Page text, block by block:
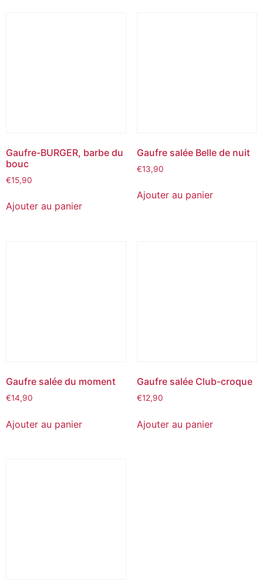
Gaufre-BURGER, barbe du
bouc
€15,90
Ajouter au panier
Gaufre salée Belle de nuit
€13,90
Ajouter au panier
Gaufre salée du moment
€14,90
Ajouter au panier
Gaufre salée Club-croque
€12,90
Ajouter au panier